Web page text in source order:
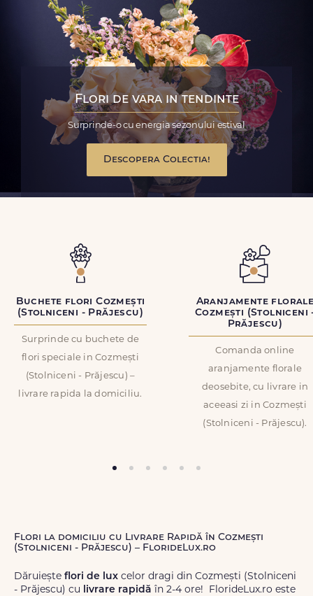
Flori de vara in tendinte
Surprinde-o cu energia sezonului estival
Descopera Colectia!
Buchete flori Cozmești
(Stolniceni - Prăjescu)
Surprinde cu buchete de
flori speciale in Cozmești
(Stolniceni - Prăjescu) –
livrare rapida la domiciliu.
Aranjamente
Cozmești (Stolniceni
Prăjescu)
Comanda online
aranjamente florale
deosebite, cu livrare in
aceeasi zi in Cozmești
(Stolniceni - Prăjescu).
Flori la domiciliu cu Livrare Rapidă în Cozmești
(Stolniceni - Prăjescu) – FlorideLux.ro
Dăruiește flori de lux celor dragi din Cozmești (Stolniceni
- Prăjescu) cu livrare rapidă în 2-4 ore! FlorideLux.ro este